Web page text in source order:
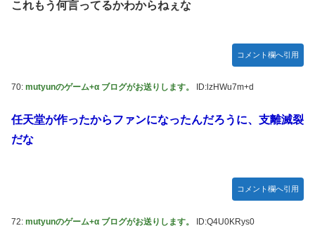
これもう何言ってるかわからねぇな
コメント欄へ引用
70: mutyunのゲーム+α ブログがお送りします。 ID:lzHWu7m+d
任天堂が作ったからファンになったんだろうに、支離滅裂
だな
コメント欄へ引用
72: mutyunのゲーム+α ブログがお送りします。 ID:Q4U0KRys0